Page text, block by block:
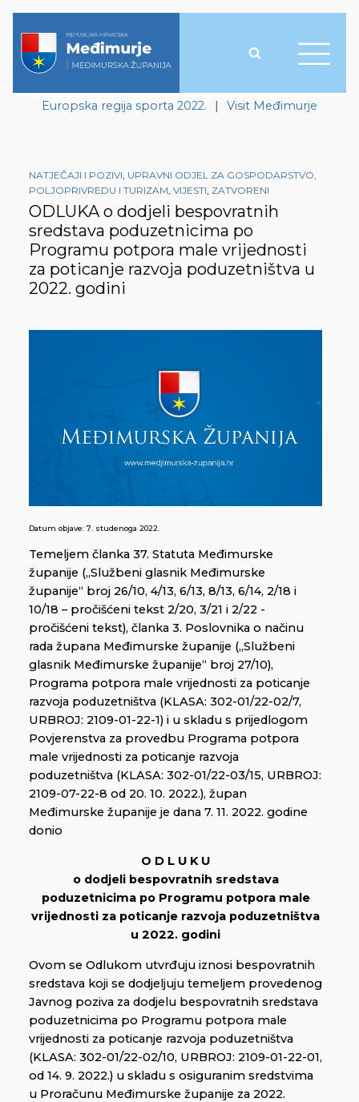
Europska regija sporta 2022. | Visit Međimurje
NATJEČAJI I POZIVI, UPRAVNI ODJEL ZA GOSPODARSTVO,
POLJOPRIVREDU I TURIZAM, VIJESTI, ZATVORENI
ODLUKA o dodjeli bespovratnih
sredstava poduzetnicima po
Programu potpora male vrijednosti
za poticanje razvoja poduzetništva u
2022. godini
Datum objave: 7. studenoga 2022.
Temeljem članka 37. Statuta Međimurske
županije („Službeni glasnik Međimurske
županije“ broj 26/10, 4/13, 6/13, 8/13, 6/14, 2/18 i
10/18 – pročišćeni tekst 2/20, 3/21 i 2/22 -
pročišćeni tekst), članka 3. Poslovnika o načinu
rada župana Međimurske županije („Službeni
glasnik Međimurske županije“ broj 27/10),
Programa potpora male vrijednosti za poticanje
razvoja poduzetništva (KLASA: 302-01/22-02/7,
URBROJ: 2109-01-22-1) i u skladu s prijedlogom
Povjerenstva za provedbu Programa potpora
male vrijednosti za poticanje razvoja
poduzetništva (KLASA: 302-01/22-03/15, URBROJ:
2109-07-22-8 od 20. 10. 2022.), župan
Međimurske županije je dana 7. 11. 2022. godine
donio
O D L U K U
o dodjeli bespovratnih sredstava
poduzetnicima po Programu potpora male
vrijednosti za poticanje razvoja poduzetništva
u 2022. godini
Ovom se Odlukom utvrđuju iznosi bespovratnih
sredstava koji se dodjeljuju temeljem provedenog
Javnog poziva za dodjelu bespovratnih sredstava
poduzetnicima po Programu potpora male
vrijednosti za poticanje razvoja poduzetništva
(KLASA: 302-01/22-02/10, URBROJ: 2109-01-22-01,
od 14. 9. 2022.) u skladu s osiguranim sredstvima
u Proračunu Međimurske županije za 2022.